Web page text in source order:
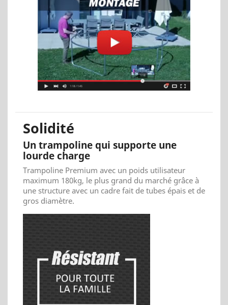
Solidité
Un trampoline qui supporte une
lourde charge
Trampoline Premium avec un poids utilisateur
maximum 180kg, le plus grand du marché grâce à
une structure avec un cadre fait de tubes épais et de
gros diamètre.